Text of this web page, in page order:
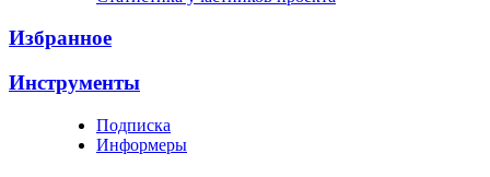
Избранное
Инструменты
Подписка
Информеры